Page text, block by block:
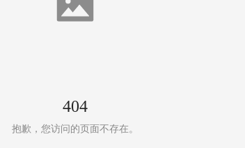
404
抱歉，您访问的页面不存在。